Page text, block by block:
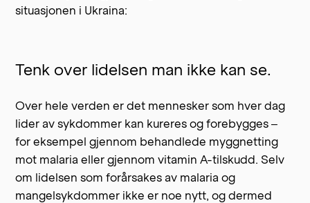
situasjonen i Ukraina:
Tenk over lidelsen man ikke kan se.
Over hele verden er det mennesker som hver dag
lider av sykdommer kan kureres og forebygges –
for eksempel gjennom behandlede myggnetting
mot malaria eller gjennom vitamin A-tilskudd. Selv
om lidelsen som forårsakes av malaria og
mangelsykdommer ikke er noe nytt, og dermed